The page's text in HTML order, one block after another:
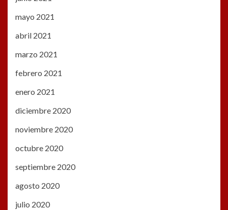
mayo 2021
abril 2021
marzo 2021
febrero 2021
enero 2021
diciembre 2020
noviembre 2020
octubre 2020
septiembre 2020
agosto 2020
julio 2020